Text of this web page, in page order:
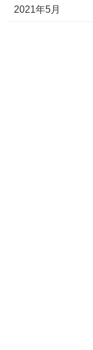
2021年5月